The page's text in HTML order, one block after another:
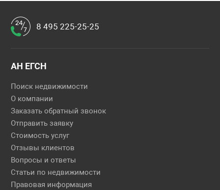
8 495 225-25-25
АН ЕГСН
Поиск недвижимости
О компании
Заказать обратный звонок
Отправить заявку
Стоимость услуг
Отзывы клиентов
Вопросы и ответы
Статьи по недвижимости
Правовая информация